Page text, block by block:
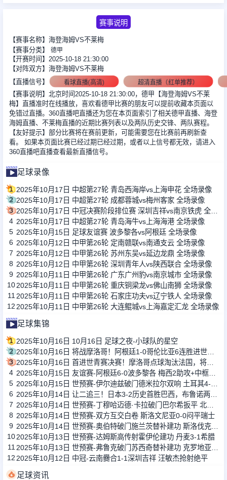
赛事说明
【赛事名称】海登海姆VS不莱梅
【赛事分类】 德甲
【开赛时间】2025-10-18 21:30:00
【对阵双方】海登海姆VS不莱梅
【直播信号】
看球直播(高清) 超清直播（红单推荐）
【赛事说明】北京时间2025-10-18 21:30:00，德甲【海登海姆VS不莱
梅】直播准时在线播放，喜欢看德甲比赛的朋友可以提前收藏本页面以
免错过直播。360直播吧直播还为您在本页面索引了相关德甲直播、海登
海姆直播、不莱梅直播的近期比赛列表以及两队历史交锋、两队赛程。
【友好提示】部分比赛将在赛前更新，可能需要您在比赛前再刷新查
看。 如果本页面比赛已经过期已经过期，或者以上信号都无效，请进入
360直播吧直播查看最新直播信号。
足球录像
1 2025年10月17日 中超第27轮 青岛西海岸vs上海申花 全场录像
2 2025年10月17日 中超第27轮 成都蓉城vs梅州客家 全场录像
3
4 2025年10月17日 中超第27轮 青岛海牛vs上海海港 全场录像
5 2025年10月15日 足球友谊赛 波多黎各vs阿根廷 全场录像
6 2025年10月12日 中甲第26轮 定南赣联vs南通支云 全场录像
7 2025年10月12日 中甲第26轮 苏州东吴vs延边龙鼎 全场录像
8 2025年10月12日 中甲第26轮 深圳青年人vs陕西联合 全场录像
9 2025年10月11日 中甲第26轮 广东广州豹vs南京城市 全场录像
102025年10月11日 中甲第26轮 重庆铜梁龙vs佛山南狮 全场录像
11 2025年10月11日 中甲第26轮 石家庄功夫vs辽宁铁人 全场录像
12 2025年10月11日 中甲第26轮 大连鲲城vs上海嘉定汇龙 全场录像
足球集锦
1 2025年10月16日 10月16日 足球之夜-小球队的星空
2
3
4
5
6
7
8 2025年10月14日 世预赛-双方互交白卷 斯洛文尼亚0-0闷平瑞士
9
102025年10月13日 世预赛-达姆斯高传射霍伊伦建功 丹麦3-1希腊
11
12 2025年10月12日 中冠-云南爨合1-1深圳吉祥 汪敏杰抢射绝平
足球资讯